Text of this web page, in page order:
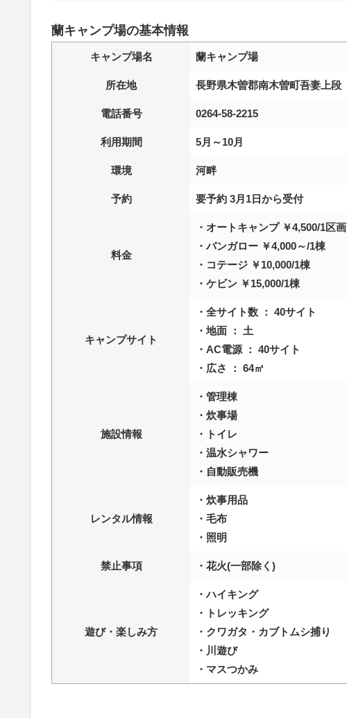
蘭キャンプ場の基本情報
キャンプ場名 蘭キャンプ場
所在地 長野県木曽郡南木曽町吾妻上段
電話番号 0264-58-2215
利用期間 5月～10月
環境 河畔
予約 要予約 3月1日から受付
料金
・オートキャンプ ￥4,500/1区画
・バンガロー ￥4,000～/1棟
・コテージ ￥10,000/1棟
・ケビン ￥15,000/1棟
キャンプサイト
・全サイト数 ： 40サイト
・地面 ： 土
・AC電源 ： 40サイト
・広さ ： 64㎡
施設情報
・管理棟
・炊事場
・トイレ
・温水シャワー
・自動販売機
レンタル情報
・炊事用品
・毛布
・照明
禁止事項 ・花火(一部除く)
遊び・楽しみ方
・ハイキング
・トレッキング
・クワガタ・カブトムシ捕り
・川遊び
・マスつかみ